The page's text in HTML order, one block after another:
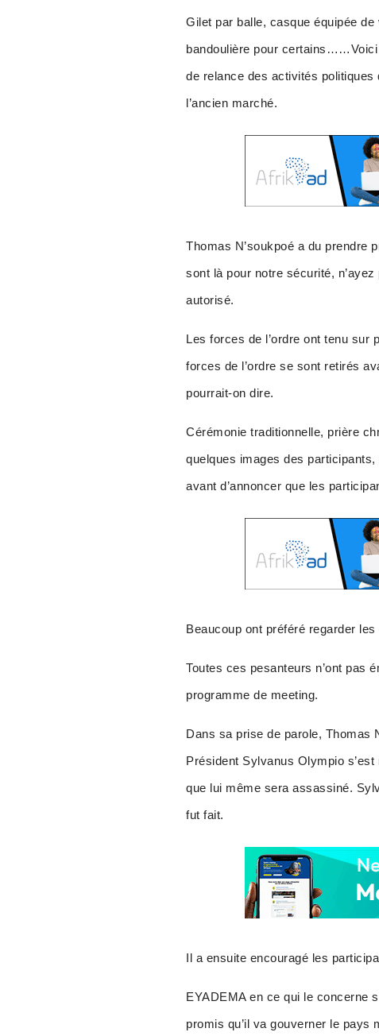
Gilet par balle, casque équipée
bandoulière pour certains……Voici
de relance des activités politiques
l’ancien marché.
Thomas N’soukpoé a du prendre
sont là pour notre sécurité,
autorisé.
Les forces de l’ordre ont tenu
forces de l’ordre se sont retirés
pourrait-on dire.
Cérémonie traditionnelle, prière
quelques images des
avant d’annoncer que les
Beaucoup ont préféré regarder
Toutes ces pesanteurs n’ont pas
programme de meeting.
Dans sa prise de parole, Thomas
Président Sylvanus Olympio
que lui même sera assassiné.
fut fait.
Il a ensuite encouragé les
EYADEMA en ce qui le concerne
promis qu’il va gouverner le pays